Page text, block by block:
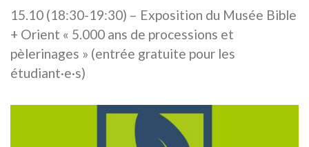
15.10 (18:30-19:30) – Exposition du Musée Bible
+ Orient « 5.000 ans de processions et
pèlerinages » (entrée gratuite pour les
étudiant·e·s)